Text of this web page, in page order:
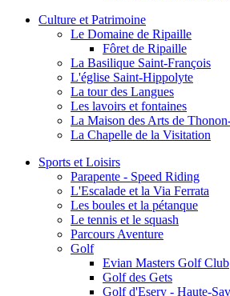
Culture et Patrimoine
Le Domaine de Ripaille
Fôret de Ripaille
La Basilique Saint-François
L'église Saint-Hippolyte
La tour des Langues
Les lavoirs et fontaines
La Maison des Arts de
La Chapelle de la Visitation
Sports et Loisirs
Parapente - Speed Riding
L'Escalade et la Via Ferrata
Les boules et la pétanque
Le tennis et le squash
Parcours Aventure
Golf
Evian Masters Golf Club
Golf des Gets
Golf d'Esery - Haute-